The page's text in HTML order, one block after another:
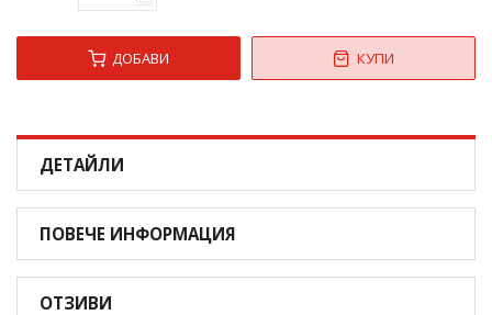
ДОБАВИ КУПИ
ДЕТАЙЛИ
ПОВЕЧЕ ИНФОРМАЦИЯ
ОТЗИВИ